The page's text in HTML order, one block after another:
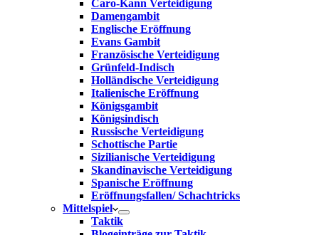
Caro-Kann Verteidigung
Damengambit
Englische Eröffnung
Evans Gambit
Französische Verteidigung
Grünfeld-Indisch
Holländische Verteidigung
Italienische Eröffnung
Königsgambit
Königsindisch
Russische Verteidigung
Schottische Partie
Sizilianische Verteidigung
Skandinavische Verteidigung
Spanische Eröffnung
Eröffnungsfallen/ Schachtricks
Mittelspiel
Taktik